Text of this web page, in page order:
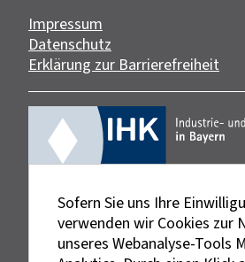
Impressum
Datenschutz
Erklärung zur Barrierefreiheit
Sofern Sie uns Ihre
verwenden wir Cookies zur
unseres Webanalyse-Tools